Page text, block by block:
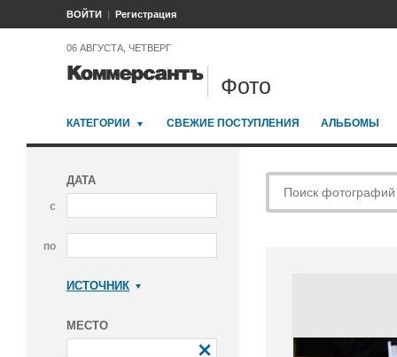
ВОЙТИ Регистрация
06 АВГУСТА, ЧЕТВЕРГ
Фото
КАТЕГОРИИ СВЕЖИЕ ПОСТУПЛЕНИЯ АЛЬБОМЫ
ДАТА
с
по
ИСТОЧНИК
МЕСТО